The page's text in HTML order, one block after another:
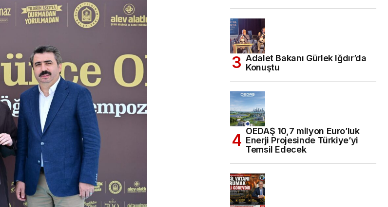
Adalet Bakanı Gürlek Iğdır’da
Konuştu
OEDAŞ 10,7 milyon Euro’luk
Enerji Projesinde Türkiye’yi
Temsil Edecek